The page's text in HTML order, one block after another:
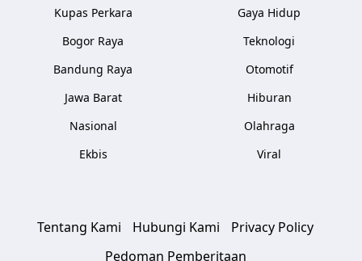
Kupas Perkara
Bogor Raya
Bandung Raya
Jawa Barat
Nasional
Ekbis
Gaya Hidup
Teknologi
Otomotif
Hiburan
Olahraga
Viral
Tentang Kami Hubungi Kami
Privacy Policy
Pedoman Pemberitaan